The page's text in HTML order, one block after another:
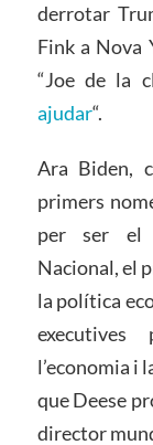
derrotar
Fink a Nova
“Joe de la
ajudar“.
Ara Biden,
primers
per ser el
Nacional, el
la política
executives
l’economia i
que Deese
director